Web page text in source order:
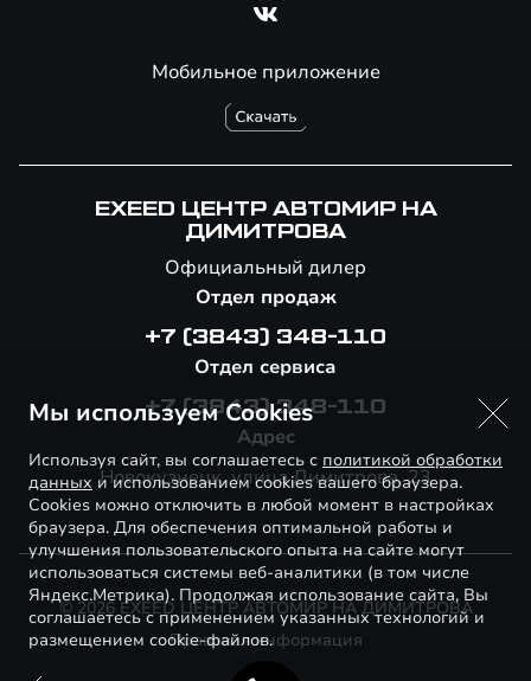
Мобильное приложение
EXEED ЦЕНТР АВТОМИР НА
ДИМИТРОВА
Официальный дилер
Отдел продаж
+7 (3843) 348-110
Отдел сервиса
+7 (3843) 348-110
Адрес
Новокузнецк, улица Димитрова, 23
© 2026 EXEED ЦЕНТР АВТОМИР НА ДИМИТРОВА
Правовая информация
Мы используем Cookies
Используя сайт, вы соглашаетесь с политикой обработки
данных и использованием cookies вашего браузера.
Cookies можно отключить в любой момент в настройках
браузера. Для обеспечения оптимальной работы и
улучшения пользовательского опыта на сайте могут
использоваться системы веб-аналитики (в том числе
Яндекс.Метрика). Продолжая использование сайта, Вы
соглашаетесь с применением указанных технологий и
размещением cookie-файлов.